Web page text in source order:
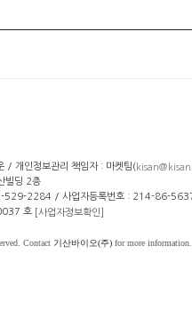
/ 개인정보관리 책임자 : 마켓팀(
빌딩 2층
529-2284 / 사업자등록번호 : 214-86-
호
[사업자정보확인]
Contact 기산바이오(주) for more information.